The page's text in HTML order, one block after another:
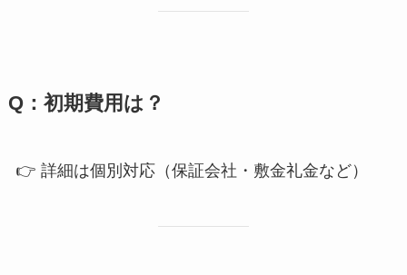
Q：初期費用は？
👉 詳細は個別対応（保証会社・敷金礼金など）